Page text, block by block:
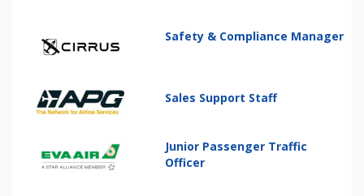
Safety & Compliance Manager
Sales Support Staff
Junior Passenger Traffic
Officer